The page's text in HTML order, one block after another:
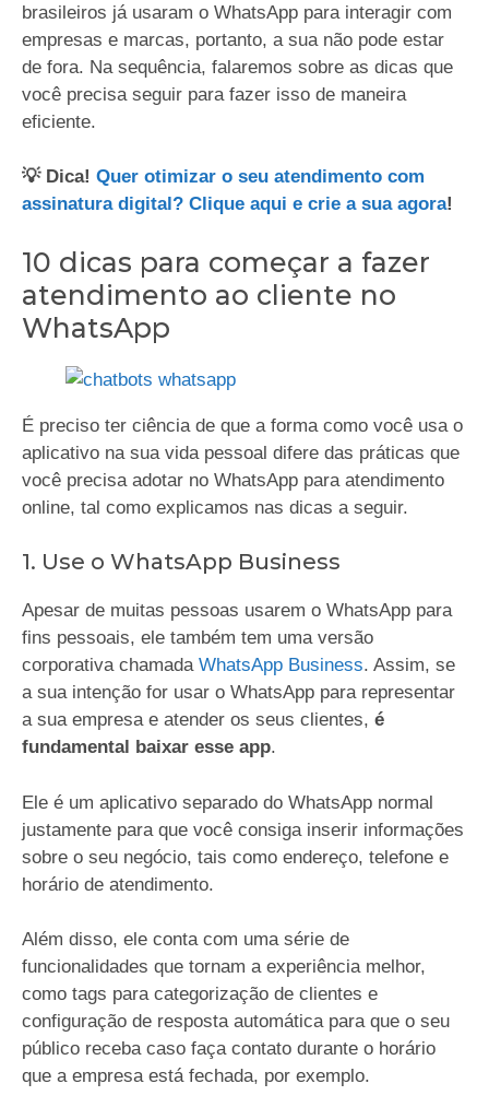
brasileiros já usaram o WhatsApp para interagir com
empresas e marcas, portanto, a sua não pode estar
de fora. Na sequência, falaremos sobre as dicas que
você precisa seguir para fazer isso de maneira
eficiente.
💡 Dica! Quer otimizar o seu atendimento com
assinatura digital? Clique aqui e crie a sua agora!
10 dicas para começar a fazer
atendimento ao cliente no
WhatsApp
É preciso ter ciência de que a forma como você usa o
aplicativo na sua vida pessoal difere das práticas que
você precisa adotar no WhatsApp para atendimento
online, tal como explicamos nas dicas a seguir.
1. Use o WhatsApp Business
Apesar de muitas pessoas usarem o WhatsApp para
fins pessoais, ele também tem uma versão
corporativa chamada WhatsApp Business. Assim, se
a sua intenção for usar o WhatsApp para representar
a sua empresa e atender os seus clientes, é
fundamental baixar esse app.
Ele é um aplicativo separado do WhatsApp normal
justamente para que você consiga inserir informações
sobre o seu negócio, tais como endereço, telefone e
horário de atendimento.
Além disso, ele conta com uma série de
funcionalidades que tornam a experiência melhor,
como tags para categorização de clientes e
configuração de resposta automática para que o seu
público receba caso faça contato durante o horário
que a empresa está fechada, por exemplo.